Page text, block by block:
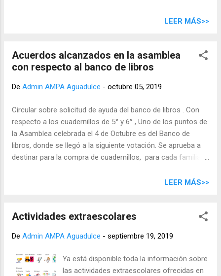
LEER MÁS>>
Acuerdos alcanzados en la asamblea
con respecto al banco de libros
De Admin AMPA Aguadulce - octubre 05, 2019
Circular sobre solicitud de ayuda del banco de libros . Con
respecto a los cuadernillos de 5° y 6° , Uno de los puntos de
la Asamblea celebrada el 4 de Octubre es del Banco de
libros, donde se llegó a la siguiente votación. Se aprueba a
destinar para la compra de cuadernillos, para cada familia
alumno. 6° curso 52€ por alumno. Según presupuesto
todos. Las familias que quieran beneficiarse les
61€ por alumno. Se abre plazo desde el 4 de octubre al
en la cuenta de la AMPA indicando nombre del alumno. IBAN
LEER MÁS>>
Actividades extraescolares
De Admin AMPA Aguadulce - septiembre 19, 2019
Ya está disponible toda la información sobre
las actividades extraescolares ofrecidas en